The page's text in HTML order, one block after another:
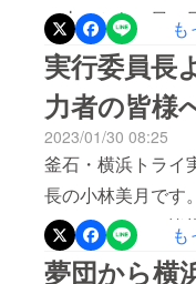
（土）から５日（
けて、釜石から「
高校生１５人、付
２人を横浜に迎え
とになりました
での活動内容をご
ていただきます。
日】 前日は学
わってから釜石を
も
実行委員長
力者の皆様
2023/01/30 08:25
釜石・横浜トライ
長の小林美月です
いただきました皆
度は釜石・横浜ト
も
夢団から横